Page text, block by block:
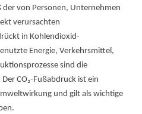
der von Personen, Unternehmen
verursachten
in Kohlendioxid-
Energie, Verkehrsmittel,
sind die
CO₂-Fußabdruck ist ein
und gilt als wichtige